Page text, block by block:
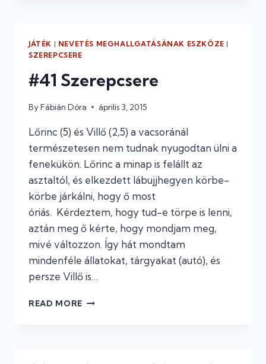
ÉS
ESTÉÉRT
JÁTÉK | NEVETÉS MEGHALLGATÁSÁNAK ESZKÖZE |
SZEREPCSERE
#41 Szerepcsere
ByFábián Dóra április 3, 2015
Lőrinc (5) és Villő (2,5) a vacsoránál
természetesen nem tudnak nyugodtan ülni a
fenekükön. Lőrinc a minap is felállt az
asztaltól, és elkezdett lábujjhegyen körbe-
körbe járkálni, hogy ő most
óriás. Kérdeztem, hogy tud-e törpe is lenni,
aztán meg ő kérte, hogy mondjam meg,
mivé változzon. Így hát mondtam
mindenféle állatokat, tárgyakat (autó), és
persze Villő is…
READ MORE #41